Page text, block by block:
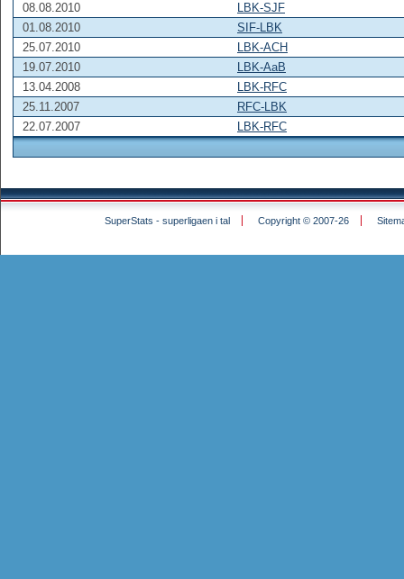
08.08.2010
LBK-SJF
01.08.2010
SIF-LBK
25.07.2010
LBK-ACH
19.07.2010
LBK-AaB
13.04.2008
LBK-RFC
25.11.2007
RFC-LBK
22.07.2007
LBK-RFC
SuperStats - superligaen i tal Copyright © 2007-26